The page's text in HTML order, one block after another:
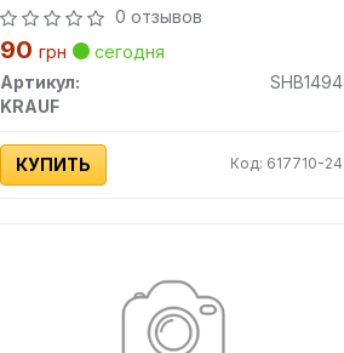
0 отзывов
90 грн
сегодня
Артикул:
SHB1494
KRAUF
КУПИТЬ Код: 617710-24